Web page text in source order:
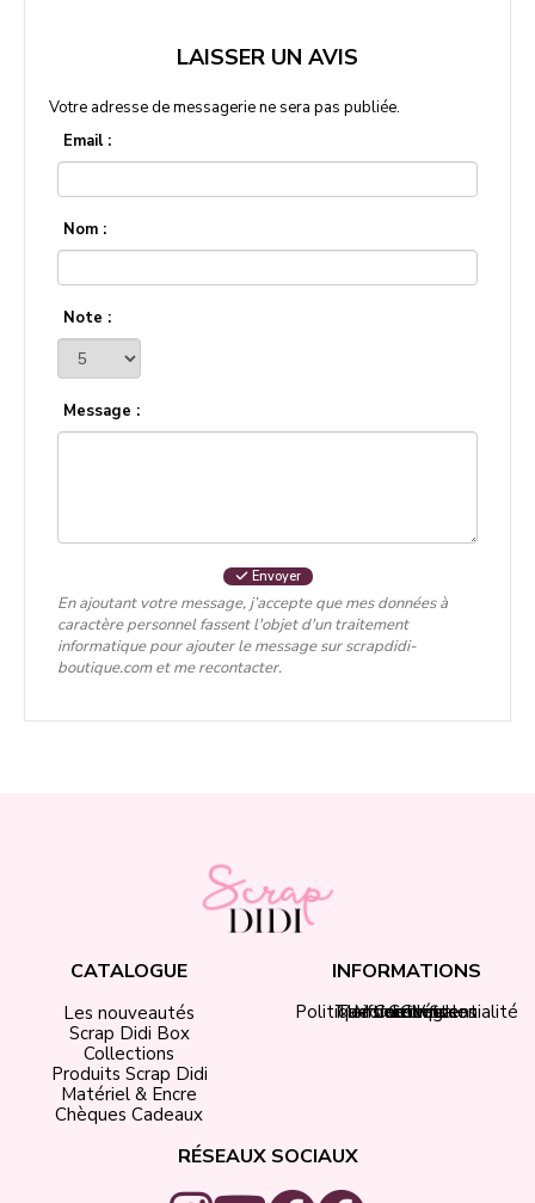
LAISSER UN AVIS
Votre adresse de messagerie ne sera pas publiée.
Email :
Nom :
Note :
Message :
Envoyer
En ajoutant votre message, j’accepte que mes données à
caractère personnel fassent l'objet d'un traitement
informatique pour ajouter le message sur scrapdidi-
boutique.com et me recontacter.
CATALOGUE
Les nouveautés
Scrap Didi Box
Collections
Produits Scrap Didi
Matériel & Encre
Chèques Cadeaux
INFORMATIONS
Contact
Mon compte
CGV
Politique de confidentialité
Mentions légales
Tarifs de livraison
RÉSEAUX SOCIAUX